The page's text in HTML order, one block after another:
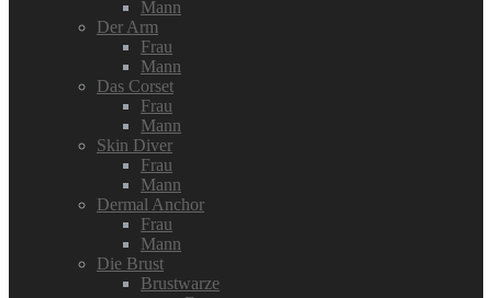
Mann
Der Arm
Frau
Mann
Das Corset
Frau
Mann
Skin Diver
Frau
Mann
Dermal Anchor
Frau
Mann
Die Brust
Brustwarze